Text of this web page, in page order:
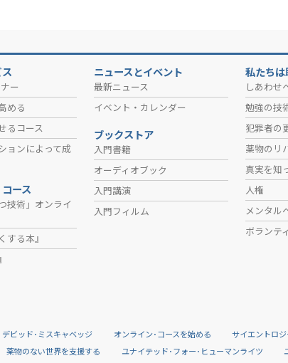
ー
める
るコース
ョンによって成
ース
技術」オンライ
する本』
ニュースとイベント
最新ニュース
イベント・カレンダー
ブックストア
入門書籍
オーディオブック
入門講演
入門フィルム
私たち
しあわせ
勉強の技
犯罪者の
薬物のリ
真実を知
人権
メンタル
ボランテ
デビッド･ミスキャベッジ オンライン･コースを始める
サイエントロジ
薬物のない世界を支援する ユナイテッド･フォー･ヒューマンライツ